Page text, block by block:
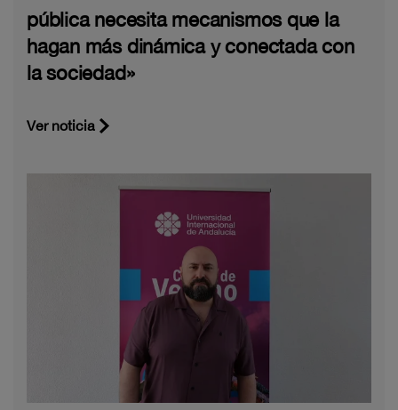
pública necesita mecanismos que la
hagan más dinámica y conectada con
la sociedad»
Ver noticia